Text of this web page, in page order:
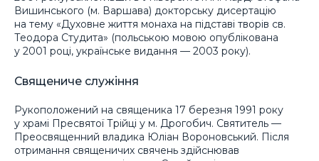
Вишинського (м. Варшава) докторську дисертацію
на тему «Духовне життя монаха на підставі творів св.
Теодора Студита» (польською мовою опублікована
у 2001 році, українське видання — 2003 року).
Священиче служіння
Рукоположений на священика 17 березня 1991 року
у храмі Пресвятої Трійці у м. Дрогобич. Святитель —
Преосвященний владика Юліан Вороновський. Після
отримання священичих свячень здійснював